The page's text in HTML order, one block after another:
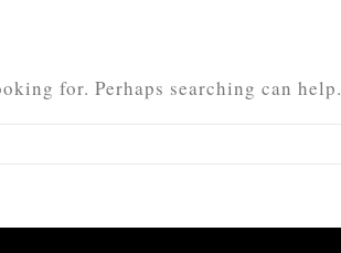
for. Perhaps searching can help.